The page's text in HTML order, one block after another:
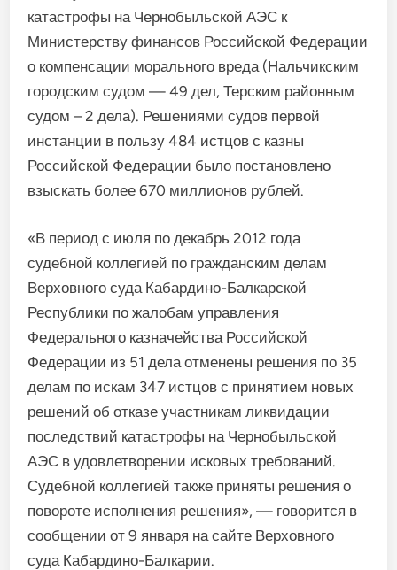
катастрофы на Чернобыльской АЭС к
Министерству финансов Российской Федерации
о компенсации морального вреда (Нальчикским
городским судом — 49 дел, Терским районным
судом – 2 дела). Решениями судов первой
инстанции в пользу 484 истцов с казны
Российской Федерации было постановлено
взыскать более 670 миллионов рублей.
«В период с июля по декабрь 2012 года
судебной коллегией по гражданским делам
Верховного суда Кабардино-Балкарской
Республики по жалобам управления
Федерального казначейства Российской
Федерации из 51 дела отменены решения по 35
делам по искам 347 истцов с принятием новых
решений об отказе участникам ликвидации
последствий катастрофы на Чернобыльской
АЭС в удовлетворении исковых требований.
Судебной коллегией также приняты решения о
повороте исполнения решения», — говорится в
сообщении от 9 января на сайте Верховного
суда Кабардино-Балкарии.